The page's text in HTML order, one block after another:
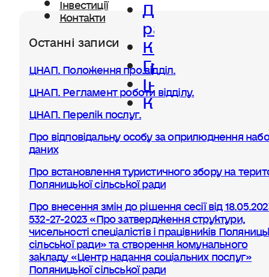
Контакти Діяльність
ради
Керівництво
Громада
Інвестиції
Контакти
Останні записи
ЦНАП. Положення про відділ.
ЦНАП. Регламент роботи відділу.
ЦНАП. Перелік послуг.
Про відповідальну особу за оприлюднення
даних
Про встановлення туристичного збору на
Поляницької сільської ради
Про внесення змін до рішення сесії від
532-27-2023 «Про затвердження структури,
чисельності спеціалістів і працівників
сільської ради» та створення комунального
закладу «Центр надання соціальних послуг»
Поляницької сільської ради